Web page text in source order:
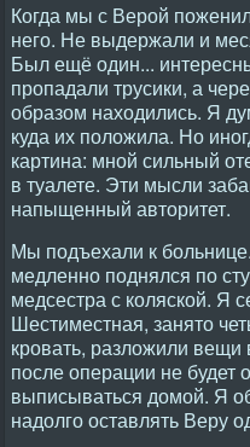
Когда мы с Верой
него. Не выдержали и
Был ещё один...
пропадали трусики, а
образом находились. Я
куда их положила. Но
картина: мной сильный
в туалете. Эти мысли
напыщенный авторитет.
Мы подъехали к
медленно поднялся по
медсестра с коляской. Я
Шестиместная, занято
кровать, разложили вещи
после операции не будет
выписываться домой. Я
надолго оставлять Веру